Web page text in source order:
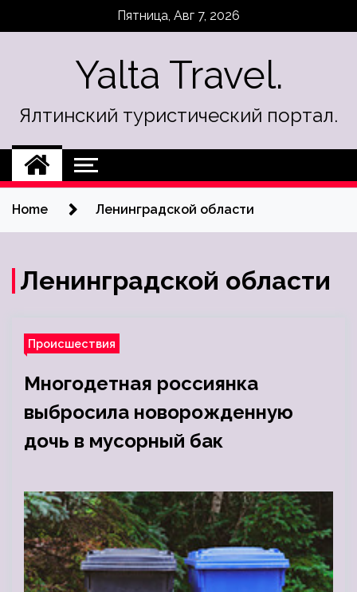
Пятница, Авг 7, 2026
Yalta Travel.
Ялтинский туристический портал.
Home Ленинградской области
Ленинградской области
Происшествия
Многодетная россиянка
выбросила новорожденную
дочь в мусорный бак